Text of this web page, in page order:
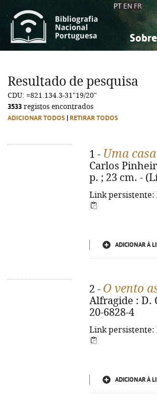
PT EN FR
Sobre
Ciências
Ciências
Resultado de pesquisa
CDU: =821.134.3-31"19/20"
3533 registos encontrados
ADICIONAR TODOS RETIRAR TODOS
1 - Uma
Carlos
p. ; 23 cm. -
Link
ADICIONAR À
2 - O vento
Alfragide : D.
20-6828-4
Link
ADICIONAR À